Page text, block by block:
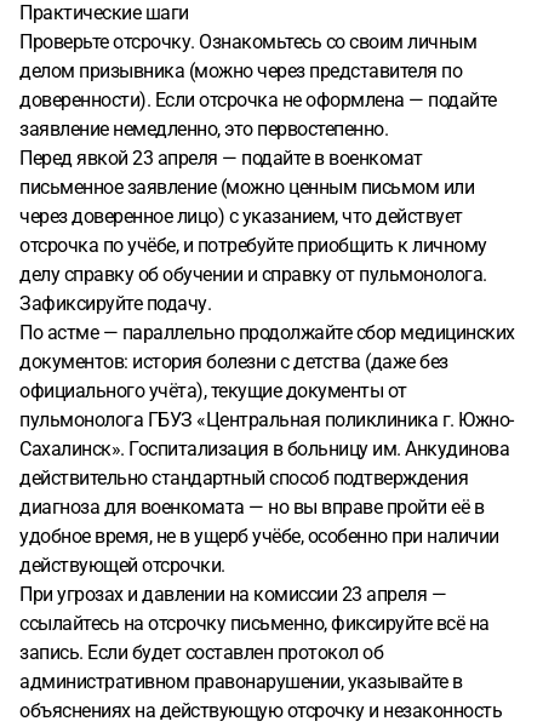
Практические шаги
Проверьте отсрочку. Ознакомьтесь со своим личным
делом призывника (можно через представителя по
доверенности). Если отсрочка не оформлена — подайте
заявление немедленно, это первостепенно.
Перед явкой 23 апреля — подайте в военкомат
письменное заявление (можно ценным письмом или
через доверенное лицо) с указанием, что действует
отсрочка по учёбе, и потребуйте приобщить к личному
делу справку об обучении и справку от пульмонолога.
Зафиксируйте подачу.
По астме — параллельно продолжайте сбор медицинских
документов: история болезни с детства (даже без
официального учёта), текущие документы от
пульмонолога ГБУЗ «Центральная поликлиника г. Южно-
Сахалинск». Госпитализация в больницу им. Анкудинова
действительно стандартный способ подтверждения
диагноза для военкомата — но вы вправе пройти её в
удобное время, не в ущерб учёбе, особенно при наличии
действующей отсрочки.
При угрозах и давлении на комиссии 23 апреля —
ссылайтесь на отсрочку письменно, фиксируйте всё на
запись. Если будет составлен протокол об
административном правонарушении, указывайте в
объяснениях на действующую отсрочку и незаконность